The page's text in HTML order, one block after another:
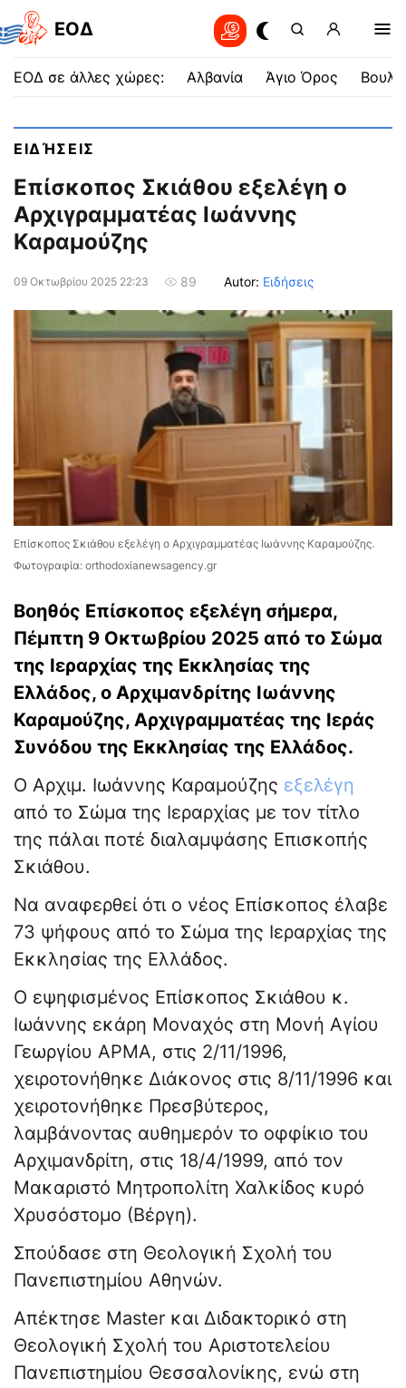
EOΔ
ΕΟΔ σε άλλες χώρες: Αλβανία Άγιο Όρος
ΕΙΔΉΣΕΙΣ
Επίσκοπος Σκιάθου εξελέγη ο
Αρχιγραμματέας Ιωάννης
Καραμούζης
09 Οκτωβρίου 2025 22:23 89 Autor: Ειδήσεις
Επίσκοπος Σκιάθου εξελέγη ο Αρχιγραμματέας Ιωάννης Καραμούζης.
Φωτογραφία: orthodoxianewsagency.gr
Βοηθός Επίσκοπος εξελέγη σήμερα,
Πέμπτη 9 Οκτωβρίου 2025 από το Σώμα
της Ιεραρχίας της Εκκλησίας της
Ελλάδος, ο Αρχιμανδρίτης Ιωάννης
Καραμούζης, Αρχιγραμματέας της Ιεράς
Συνόδου της Εκκλησίας της Ελλάδος.
Ο Αρχιμ. Ιωάννης Καραμούζης εξελέγη
από το Σώμα της Ιεραρχίας με τον τίτλο
της πάλαι ποτέ διαλαμψάσης Επισκοπής
Σκιάθου.
Να αναφερθεί ότι ο νέος Επίσκοπος έλαβε
73 ψήφους από το Σώμα της Ιεραρχίας της
Εκκλησίας της Ελλάδος.
Ο εψηφισμένος Επίσκοπος Σκιάθου κ.
Ιωάννης εκάρη Μοναχός στη Μονή Αγίου
Γεωργίου ΑΡΜΑ, στις 2/11/1996,
χειροτονήθηκε Διάκονος στις 8/11/1996 και
χειροτονήθηκε Πρεσβύτερος,
λαμβάνοντας αυθημερόν το οφφίκιο του
Αρχιμανδρίτη, στις 18/4/1999, από τον
Μακαριστό Μητροπολίτη Χαλκίδος κυρό
Χρυσόστομο (Βέργη).
Σπούδασε στη Θεολογική Σχολή του
Πανεπιστημίου Αθηνών.
Απέκτησε Master και Διδακτορικό στη
Θεολογική Σχολή του Αριστοτελείου
Πανεπιστημίου Θεσσαλονίκης, ενώ στη